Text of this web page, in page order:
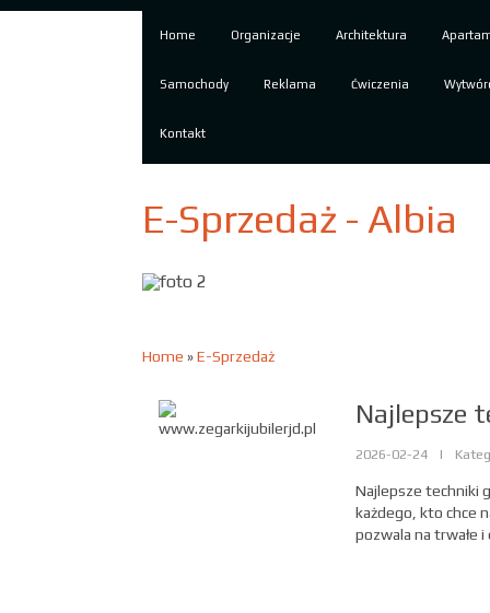
Home Organizacje Architektura
Samochody Reklama Ćwiczenia
Kontakt
E-Sprzedaż - Albia
Home »E-Sprzedaż
Najlepsze
2026-02-24 |
Najlepsze techniki
każdego, kto chce
pozwala na trwałe